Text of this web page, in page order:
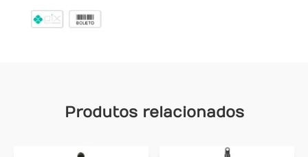
Produtos relacionados